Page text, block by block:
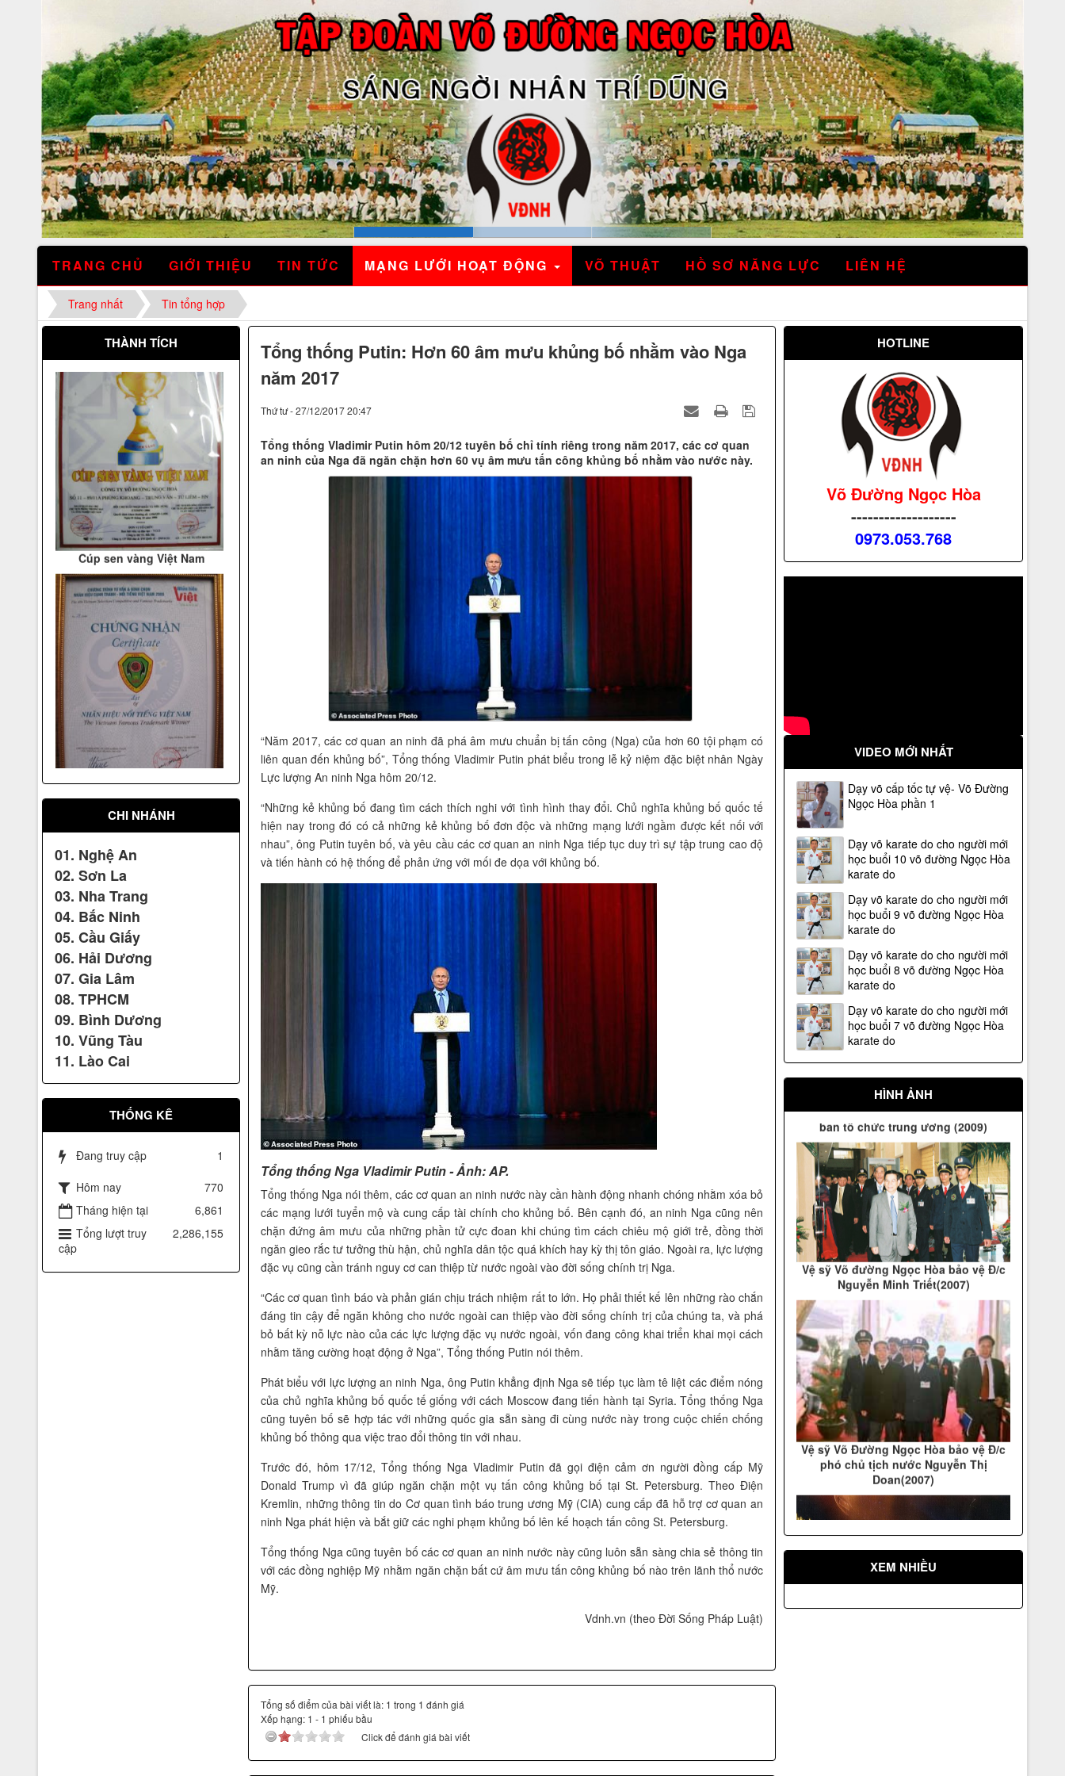
TRANG CHỦ GIỚI THIỆU TIN TỨC MẠNG LƯỚI HOẠT ĐỘNG VÕ THUẬT HỒ SƠ NĂNG LỰC LIÊN HỆ
Trang nhất Tin tổng hợp
Tổng thống Putin: Hơn 60 âm mưu khủng bố nhằm vào Nga
năm 2017
Thứ tư - 27/12/2017 20:47
Tổng thống Vladimir Putin hôm 20/12 tuyên bố chỉ tính riêng trong năm 2017, các cơ quan
an ninh của Nga đã ngăn chặn hơn 60 vụ âm mưu tấn công khủng bố nhằm vào nước này.
“Năm 2017, các cơ quan an ninh đã phá âm mưu chuẩn bị tấn công (Nga) của hơn 60 tội phạm có
liên quan đến khủng bố”, Tổng thống Vladimir Putin phát biểu trong lễ kỷ niệm đặc biệt nhân Ngày
Lực lượng An ninh Nga hôm 20/12.
“Những kẻ khủng bố đang tìm cách thích nghi với tình hình thay đổi. Chủ nghĩa khủng bố quốc tế
hiện nay trong đó có cả những kẻ khủng bố đơn độc và những mạng lưới ngầm được kết nối với
nhau”, ông Putin tuyên bố, và yêu cầu các cơ quan an ninh Nga tiếp tục duy trì sự tập trung cao độ
và tiến hành có hệ thống để phản ứng với mối đe dọa với khủng bố.
Tổng thống Nga Vladimir Putin - Ảnh: AP.
Tổng thống Nga nói thêm, các cơ quan an ninh nước này cần hành động nhanh chóng nhằm xóa bỏ
các mạng lưới tuyển mộ và cung cấp tài chính cho khủng bố. Bên cạnh đó, an ninh Nga cũng nên
chặn đứng âm mưu của những phần tử cực đoan khi chúng tìm cách chiêu mộ giới trẻ, đồng thời
ngăn gieo rắc tư tưởng thù hận, chủ nghĩa dân tộc quá khích hay kỳ thị tôn giáo. Ngoài ra, lực lượng
đặc vụ cũng cần tránh nguy cơ can thiệp từ nước ngoài vào đời sống chính trị Nga.
“Các cơ quan tình báo và phản gián chịu trách nhiệm rất to lớn. Họ phải thiết kế lên những rào chắn
đáng tin cậy để ngăn không cho nước ngoài can thiệp vào đời sống chính trị của chúng ta, và phá
bỏ bất kỳ nỗ lực nào của các lực lượng đặc vụ nước ngoài, vốn đang công khai triển khai mọi cách
nhằm tăng cường hoạt động ở Nga”, Tổng thống Putin nói thêm.
Phát biểu với lực lượng an ninh Nga, ông Putin khẳng định Nga sẽ tiếp tục làm tê liệt các điểm nóng
của chủ nghĩa khủng bố quốc tế giống với cách Moscow đang tiến hành tại Syria. Tổng thống Nga
cũng tuyên bố sẽ hợp tác với những quốc gia sẵn sàng đi cùng nước này trong cuộc chiến chống
khủng bố thông qua việc trao đổi thông tin với nhau.
Trước đó, hôm 17/12, Tổng thống Nga Vladimir Putin đã gọi điện cảm ơn người đồng cấp Mỹ
Donald Trump vì đã giúp ngăn chặn một vụ tấn công khủng bố tại St. Petersburg. Theo Điện
Kremlin, những thông tin do Cơ quan tình báo trung ương Mỹ (CIA) cung cấp đã hỗ trợ cơ quan an
ninh Nga phát hiện và bắt giữ các nghi phạm khủng bố lên kế hoạch tấn công St. Petersburg.
Tổng thống Nga cũng tuyên bố các cơ quan an ninh nước này cũng luôn sẵn sàng chia sẻ thông tin
với các đồng nghiệp Mỹ nhằm ngăn chặn bất cứ âm mưu tấn công khủng bố nào trên lãnh thổ nước
Mỹ.
Vdnh.vn (theo Đời Sống Pháp Luật)
Tổng số điểm của bài viết là: 1 trong 1 đánh giá
Xếp hạng: 1 - 1 phiếu bầu
Click để đánh giá bài viết
HOTLINE
Võ Đường Ngọc Hòa
-------------------
0973.053.768
VIDEO MỚI NHẤT
Dạy võ cấp tốc tự vệ- Võ Đường
Ngọc Hòa phần 1
Dạy võ karate do cho người mới
học buổi 10 võ đường Ngọc Hòa
karate do
Dạy võ karate do cho người mới
học buổi 9 võ đường Ngọc Hòa
karate do
Dạy võ karate do cho người mới
học buổi 8 võ đường Ngọc Hòa
karate do
Dạy võ karate do cho người mới
học buổi 7 võ đường Ngọc Hòa
karate do
HÌNH ẢNH
Võ Đường Ngọc Hòa bảo vệ đ/c Hồ
Đức Việt Ủy viên Bộ chính trị, trưởng
ban tổ chức trung ương (2009)
Vệ sỹ Võ đường Ngọc Hòa bảo vệ Đ/c
Nguyễn Minh Triết(2007)
Vệ sỹ Võ Đường Ngọc Hòa bảo vệ Đ/c
phó chủ tịch nước Nguyễn Thị
Doan(2007)
XEM NHIỀU
THÀNH TÍCH
Cúp sen vàng Việt Nam
xác lập kỷ lục: "Võ Đường có
số võ sinh theo học đông nhất
Việt Nam"
Kỷ niệm chương do Ban tổ
chức Lễ tổng kết khen thưởng
Seagame 23 & Asean Para
CHI NHÁNH
01. Nghệ An
02. Sơn La
03. Nha Trang
04. Bắc Ninh
05. Cầu Giấy
06. Hải Dương
07. Gia Lâm
08. TPHCM
09. Bình Dương
10. Vũng Tàu
11. Lào Cai
THỐNG KÊ
Đang truy cập
1
Hôm nay
770
Tháng hiện tại
6,861
Tổng lượt truy
cập
2,286,155